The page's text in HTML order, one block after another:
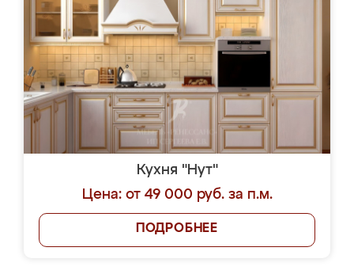
Кухня "Нут"
Цена: от 49 000 руб. за п.м.
ПОДРОБНЕЕ